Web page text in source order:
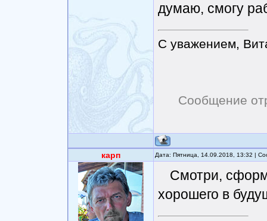
думаю, смогу
С уважением,
Сообщение
карп Дата: Пятница, 14.09.2018, 13:32 |
Смотри,
хорошего в